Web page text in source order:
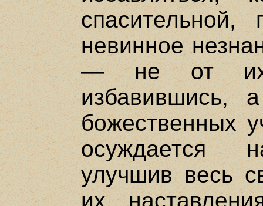
невинное
— не от их,
избавившись,
божественных
осуждается
улучшив весь
их